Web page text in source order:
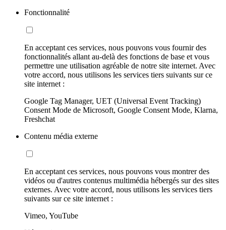
Fonctionnalité
En acceptant ces services, nous pouvons vous fournir des
fonctionnalités allant au-delà des fonctions de base et vous
permettre une utilisation agréable de notre site internet. Avec
votre accord, nous utilisons les services tiers suivants sur ce
site internet :
Google Tag Manager, UET (Universal Event Tracking)
Consent Mode de Microsoft, Google Consent Mode, Klarna,
Freshchat
Contenu média externe
En acceptant ces services, nous pouvons vous montrer des
vidéos ou d'autres contenus multimédia hébergés sur des sites
externes. Avec votre accord, nous utilisons les services tiers
suivants sur ce site internet :
Vimeo, YouTube